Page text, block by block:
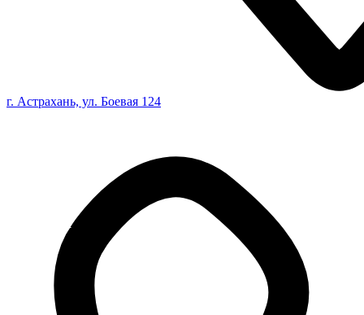
г. Астрахань, ул. Боевая 124